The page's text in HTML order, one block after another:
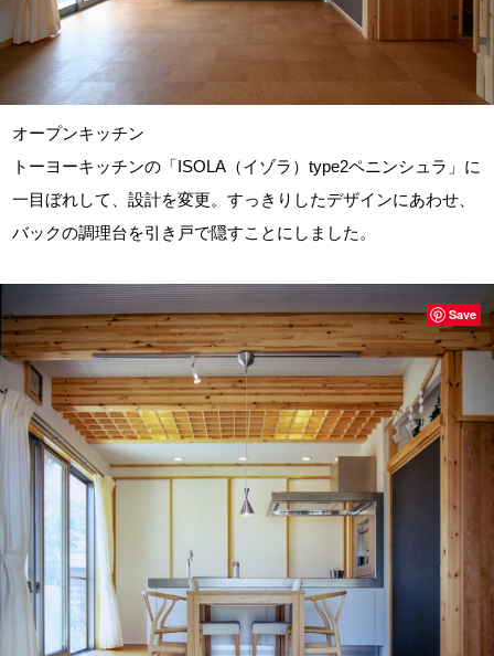
オープンキッチン
トーヨーキッチンの「ISOLA（イゾラ）type2ペニンシュラ」に
一目ぼれして、設計を変更。すっきりしたデザインにあわせ、
バックの調理台を引き戸で隠すことにしました。
Save